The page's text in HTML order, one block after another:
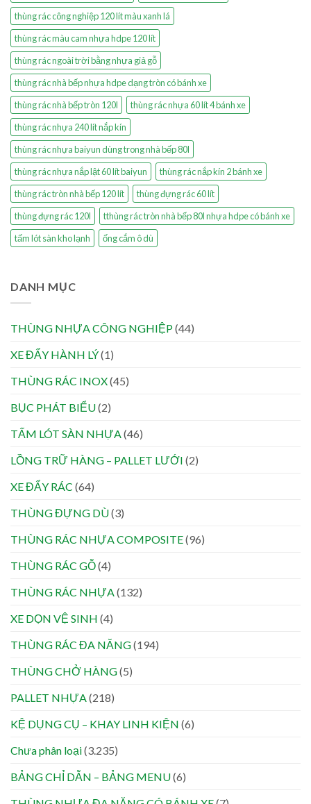
thùng rác công nghiệp 120 lít màu xanh lá
thùng rác màu cam nhựa hdpe 120 lít
thùng rác ngoài trời bằng nhựa giả gỗ
thùng rác nhà bếp nhựa hdpe dạng tròn có bánh xe
thùng rác nhà bếp tròn 120l
thùng rác nhựa 60 lít 4 bánh xe
thùng rác nhựa 240 lít nắp kín
thùng rác nhựa baiyun dùng trong nhà bếp 80l
thùng rác nhựa nắp lật 60 lít baiyun
thùng rác nắp kín 2 bánh xe
thùng rác tròn nhà bếp 120 lít
thùng đựng rác 60 lít
thùng đựng rác 120l
tthùng rác tròn nhà bếp 80l nhựa hdpe có bánh xe
tấm lót sàn kho lạnh
ống cắm ô dù
DANH MỤC
THÙNG NHỰA CÔNG NGHIỆP(44)
XE ĐẨY HÀNH LÝ(1)
THÙNG RÁC INOX(45)
BỤC PHÁT BIỂU(2)
TẤM LÓT SÀN NHỰA(46)
LỒNG TRỮ HÀNG – PALLET LƯỚI (2)
XE ĐẨY RÁC (64)
THÙNG ĐỰNG DÙ(3)
THÙNG RÁC NHỰA COMPOSITE(96)
THÙNG RÁC GỖ(4)
THÙNG RÁC NHỰA(132)
XE DỌN VỆ SINH (4)
THÙNG RÁC ĐA NĂNG(194)
THÙNG CHỞ HÀNG(5)
PALLET NHỰA(218)
KỆ DỤNG CỤ – KHAY LINH KIỆN (6)
Chưa phân loại(3.235)
BẢNG CHỈ DẪN – BẢNG MENU(6)